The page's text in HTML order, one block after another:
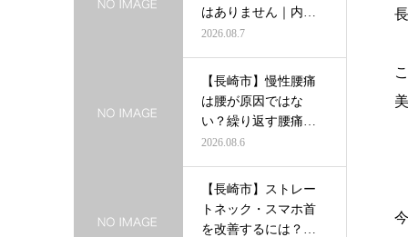
はありません｜内側
から輝く美し…
2026.08.7
【長崎市】慢性腰痛
は腰が原因ではな
い？繰り返す腰痛を
根本から改善す…
2026.08.6
【長崎市】ストレー
トネック・スマホ首
を改善するには？首